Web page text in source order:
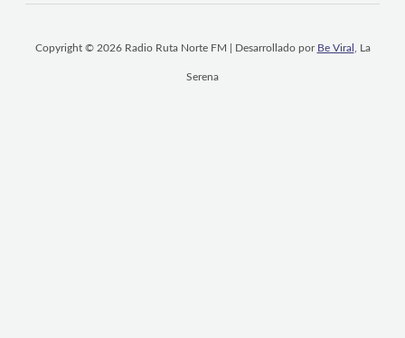
Copyright © 2026 Radio Ruta Norte FM | Desarrollado por Be Viral , La
Serena